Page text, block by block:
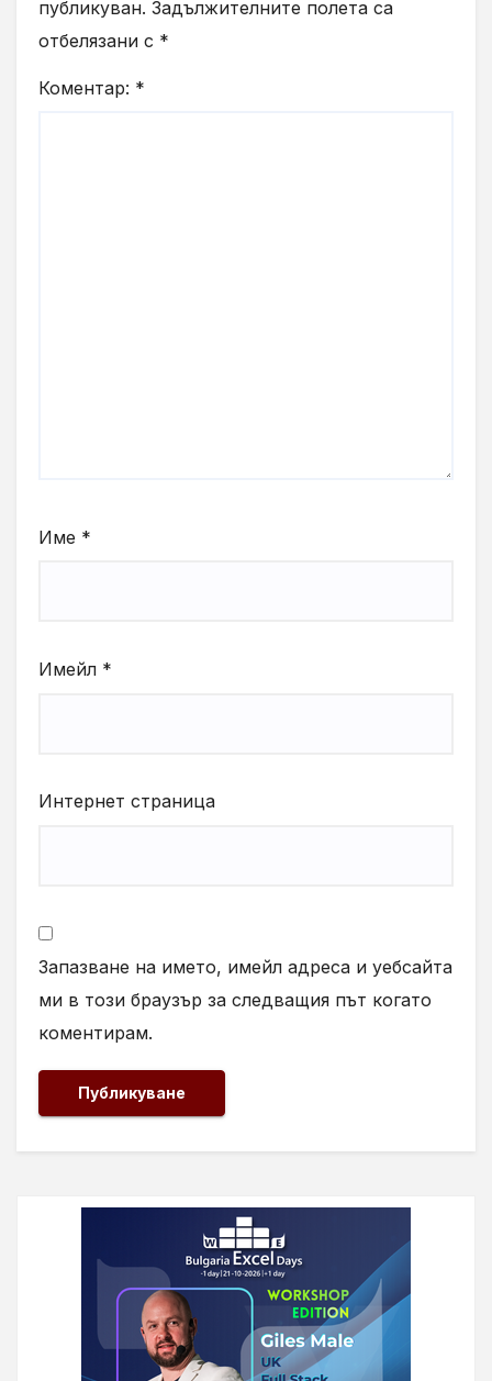
публикуван. Задължителните полета са
отбелязани с *
Коментар: *
Име *
Имейл *
Интернет страница
Запазване на името, имейл адреса и уебсайта
ми в този браузър за следващия път когато
коментирам.